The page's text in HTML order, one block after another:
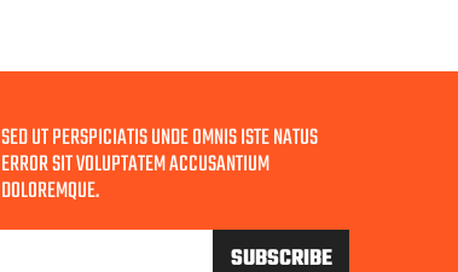
SED UT PERSPICIATIS UNDE OMNIS ISTE NATUS
ERROR SIT VOLUPTATEM ACCUSANTIUM
DOLOREMQUE.